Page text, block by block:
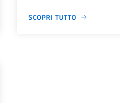
SCOPRI TUTTO